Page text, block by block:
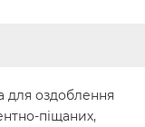
для оздоблення
піщаних,